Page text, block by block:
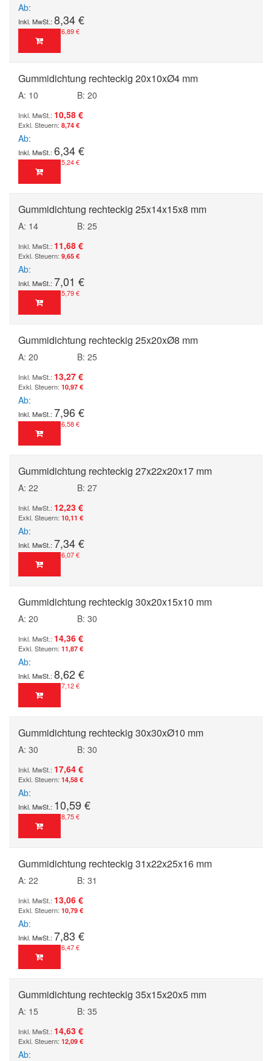
Ab
8,34 €
6,89 €
Gummidichtung rechteckig 20x10xØ4 mm
A: 10
B: 20
10,58 €
8,74 €
Ab
6,34 €
5,24 €
Gummidichtung rechteckig 25x14x15x8 mm
A: 14
B: 25
11,68 €
9,65 €
Ab
7,01 €
5,79 €
Gummidichtung rechteckig 25x20xØ8 mm
A: 20
B: 25
13,27 €
10,97 €
Ab
7,96 €
6,58 €
Gummidichtung rechteckig 27x22x20x17 mm
A: 22
B: 27
12,23 €
10,11 €
Ab
7,34 €
6,07 €
Gummidichtung rechteckig 30x20x15x10 mm
A: 20
B: 30
14,36 €
11,87 €
Ab
8,62 €
7,12 €
Gummidichtung rechteckig 30x30xØ10 mm
A: 30
B: 30
17,64 €
14,58 €
Ab
10,59 €
8,75 €
Gummidichtung rechteckig 31x22x25x16 mm
A: 22
B: 31
13,06 €
10,79 €
Ab
7,83 €
6,47 €
Gummidichtung rechteckig 35x15x20x5 mm
A: 15
B: 35
14,63 €
12,09 €
Ab